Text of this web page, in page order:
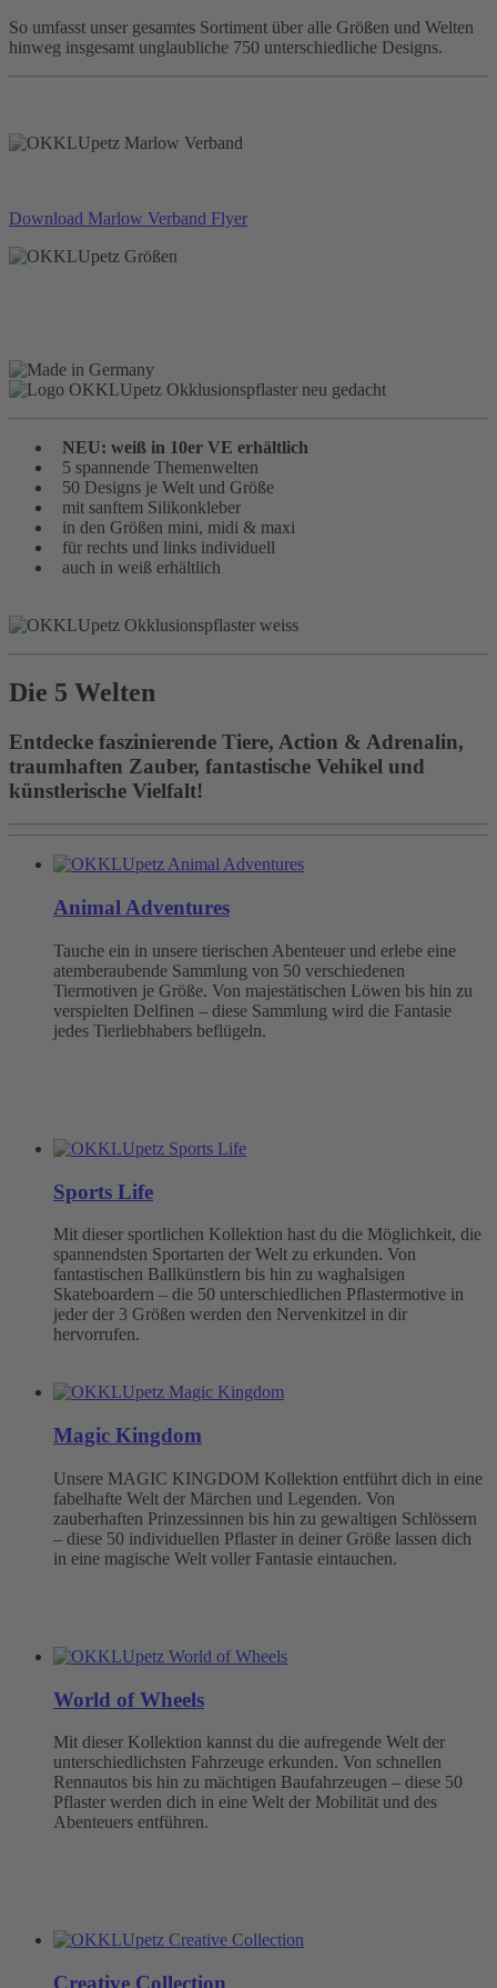
So umfasst unser gesamtes Sortiment über alle Größen und Welten
hinweg insgesamt unglaubliche 750 unterschiedliche Designs.
Download Marlow Verband Flyer
NEU: weiß in 10er VE erhältlich
5 spannende Themenwelten
50 Designs je Welt und Größe
mit sanftem Silikonkleber
in den Größen mini, midi & maxi
für rechts und links individuell
auch in weiß erhältlich
Die 5 Welten
Entdecke faszinierende Tiere, Action & Adrenalin,
traumhaften Zauber, fantastische Vehikel und
künstlerische Vielfalt!
Animal Adventures
Tauche ein in unsere tierischen Abenteuer und erlebe eine
atemberaubende Sammlung von 50 verschiedenen
Tiermotiven je Größe. Von majestätischen Löwen bis hin zu
verspielten Delfinen – diese Sammlung wird die Fantasie
jedes Tierliebhabers beflügeln.
Sports Life
Mit dieser sportlichen Kollektion hast du die Möglichkeit, die
spannendsten Sportarten der Welt zu erkunden. Von
fantastischen Ballkünstlern bis hin zu waghalsigen
Skateboardern – die 50 unterschiedlichen Pflastermotive in
jeder der 3 Größen werden den Nervenkitzel in dir
hervorrufen.
Magic Kingdom
Unsere MAGIC KINGDOM Kollektion entführt dich in eine
fabelhafte Welt der Märchen und Legenden. Von
zauberhaften Prinzessinnen bis hin zu gewaltigen Schlössern
– diese 50 individuellen Pflaster in deiner Größe lassen dich
in eine magische Welt voller Fantasie eintauchen.
World of Wheels
Mit dieser Kollektion kannst du die aufregende Welt der
unterschiedlichsten Fahrzeuge erkunden. Von schnellen
Rennautos bis hin zu mächtigen Baufahrzeugen – diese 50
Pflaster werden dich in eine Welt der Mobilität und des
Abenteuers entführen.
Creative Collection